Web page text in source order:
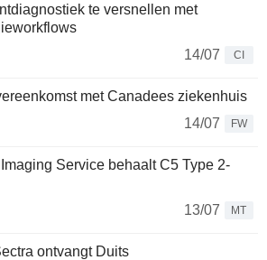
te versnellen met
14/07
CI
met Canadees ziekenhuis
14/07
FW
Service behaalt C5 Type 2-
13/07
MT
ontvangt Duits